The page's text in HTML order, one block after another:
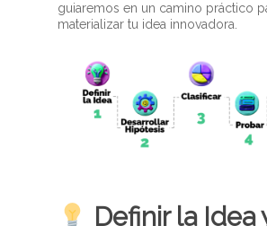
guiaremos en un camino práctico
materializar tu idea innovadora.
Definir la Idea